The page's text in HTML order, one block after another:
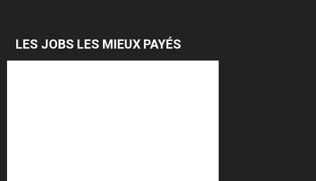
LES JOBS LES MIEUX PAYÉS